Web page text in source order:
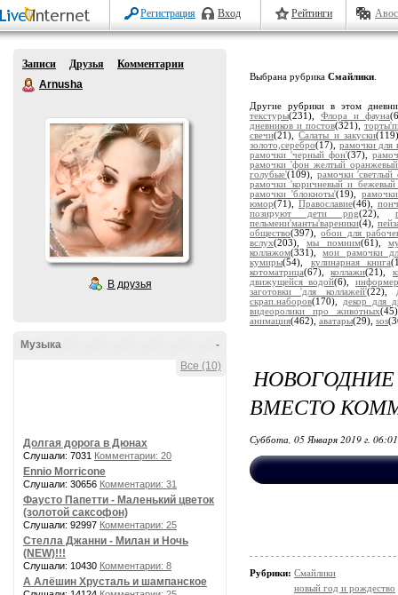
Регистрация Вход Рейтинги
Записи Друзья
Комментарии
Arnusha
В друзья
-
Музыка
Все (10)
Долгая дорога в Дюнах
Слушали: 7031 Комментарии: 20
Ennio Morricone
Слушали: 30656 Комментарии: 31
Фаусто Папетти - Маленький цветок
(золотой саксофон)
Слушали: 92997 Комментарии: 25
Стелла Джанни - Милан и Ночь
(NEW)!!!
Слушали: 10430 Комментарии: 8
А Алёшин Хрусталь и шампанское
Выбрана рубрика Смайлики
Другие рубрики в этом
текстуры(231), Флора и фауна
дневников и постов(321),
свечи(21),Салаты и закуски
золото,серебро(17), рамочки для
рамочки 'черный фон'(37),
рамочки 'фон желтый
голубые'(109), рамочки 'светлый
рамочки 'коричневый и
рамочки 'блокноты'(19),
юмор(71), Православие(46),
позируют дети png(22),
пельмени'манты'вареники(4),
общество(397),обои для
вслух(203),мы помним(61),
коллажом(331),мои рамочки
кумиры(54), кулинарная книга
котоматрица(67),коллажи(21),
движущейся водой(6),
заготовки 'для коллажей'(22),
скрап.наборов(170), декор для
видеоролики про животных
анимация(462), аватары(29), sos
ВМЕСТО
Суббота, 05 Января 2019 г.
Рубрики: Смайлики
новый год и рождество